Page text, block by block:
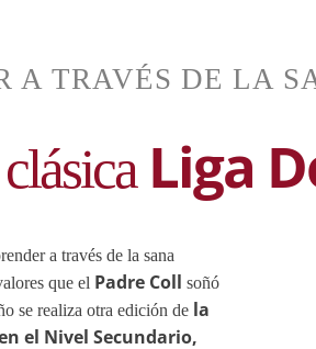
Liga
Padre Coll
la
el Nivel Secundario,